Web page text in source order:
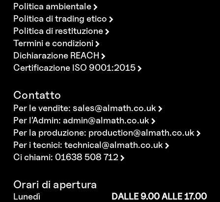
Politica ambientale
Politica di trading etico
Politica di restituzione
Termini e condizioni
Dichiarazione REACH
Certificazione ISO 9001:2015
Contatto
Per le vendite:sales@almath.co.uk
Per l'Admin: admin@almath.co.uk
Per la produzione: production@almath.co.uk
Per i tecnici:technical@almath.co.uk
Ci chiami: 01638 508 712
Orari di apertura
Lunedì
DALLE 9.00 ALLE 17.00